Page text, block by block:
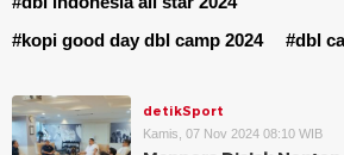
#kopi good day dbl camp 2024
#dbl
detikSport
Kamis, 07 Nov 2024 08:10 WIB